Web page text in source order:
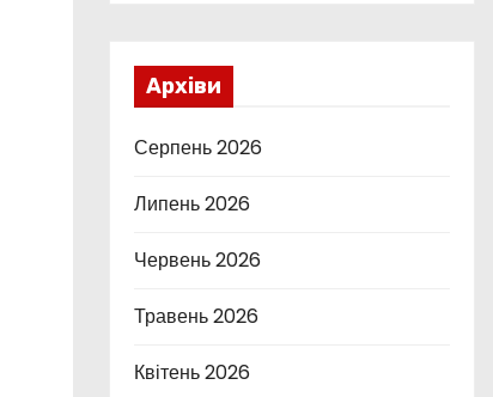
Архіви
Серпень 2026
Липень 2026
Червень 2026
Травень 2026
Квітень 2026